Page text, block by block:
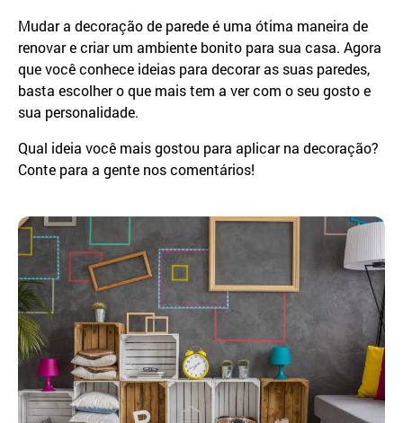
Mudar a decoração de parede é uma ótima maneira de
renovar e criar um ambiente bonito para sua casa. Agora
que você conhece ideias para decorar as suas paredes,
basta escolher o que mais tem a ver com o seu gosto e
sua personalidade.
Qual ideia você mais gostou para aplicar na decoração?
Conte para a gente nos comentários!